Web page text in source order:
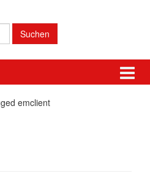
emclient